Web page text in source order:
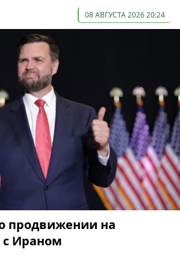
08 АВГУСТА 2026 20:24
продвижении на
с Ираном